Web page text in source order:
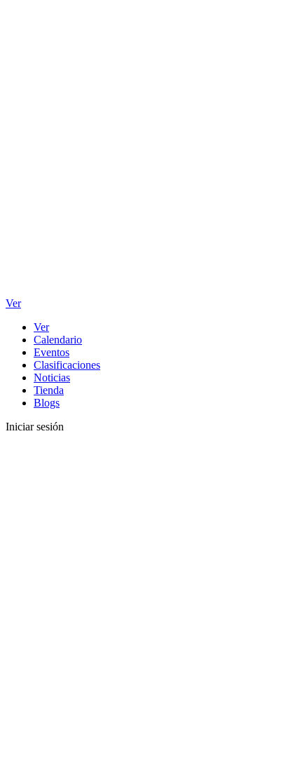
Ver
Ver
Calendario
Eventos
Clasificaciones
Noticias
Tienda
Blogs
Iniciar sesión